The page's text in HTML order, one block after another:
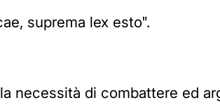
suprema lex esto".
necessità di combattere ed